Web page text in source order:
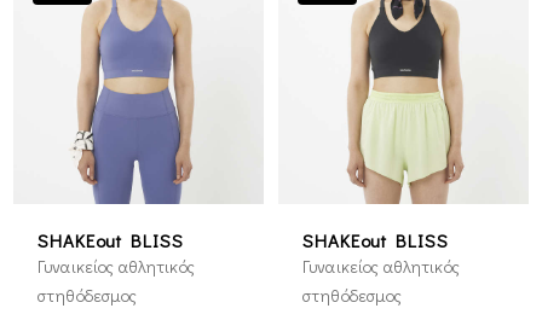
SHAKEout BLISS
Γυναικείος αθλητικός
στηθόδεσμος
SHAKEout BLISS
Γυναικείος αθλητικός
στηθόδεσμος